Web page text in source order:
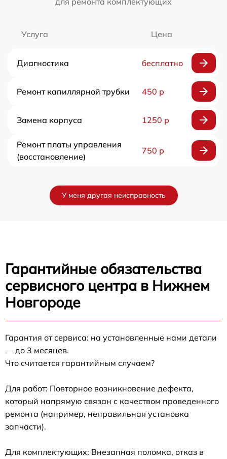
Услуга Цена
Диагностика бесплатно
Ремонт капиллярной трубки 450 р
Замена корпуса 1250 р
Ремонт платы управления
(восстановление)
750 р
У меня другая неисправность
Гарантийные обязательства
сервисного центра в Нижнем
Новгороде
Гарантия от сервиса: на установленные нами детали
— до 3 месяцев.
Что считается гарантийным случаем?
Для работ: Повторное возникновение дефекта,
который напрямую связан с качеством проведенного
ремонта (например, неправильная установка
запчасти).
Для комплектующих: Внезапная поломка, отказ в